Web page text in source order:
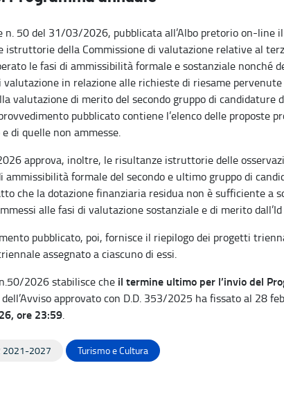
n. 50 del 31/03/2026, pubblicata all’Albo pretorio on-
istruttorie della Commissione di valutazione relative al
le fasi di ammissibilità formale e sostanziale nonché
valutazione in relazione alle richieste di riesame pervenute
valutazione di merito del secondo gruppo di candidature
provvedimento pubblicato contiene l’elenco delle proposte
di quelle non ammesse.
approva, inoltre, le risultanze istruttorie delle
formale del secondo e ultimo gruppo di
che la dotazione finanziaria residua non è sufficiente a
alle fasi di valutazione sostanziale e di merito
pubblicato, poi, fornisce il riepilogo dei progetti
assegnato a ciascuno di essi.
2026 stabilisce che il termine ultimo per l’invio del
dell’Avviso approvato con D.D. 353/2025 ha fissato al 28
ore 23:59.
2021-2027
Turismo e Cultura